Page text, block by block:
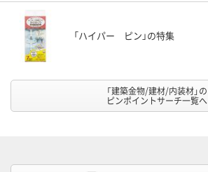
「ハイパー ピン」の特集
「建築金物/建材/内装材」の
ピンポイントサーチ一覧へ